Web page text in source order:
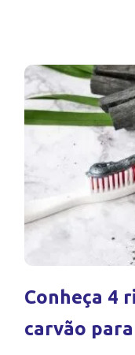
Conheça 4
carvão